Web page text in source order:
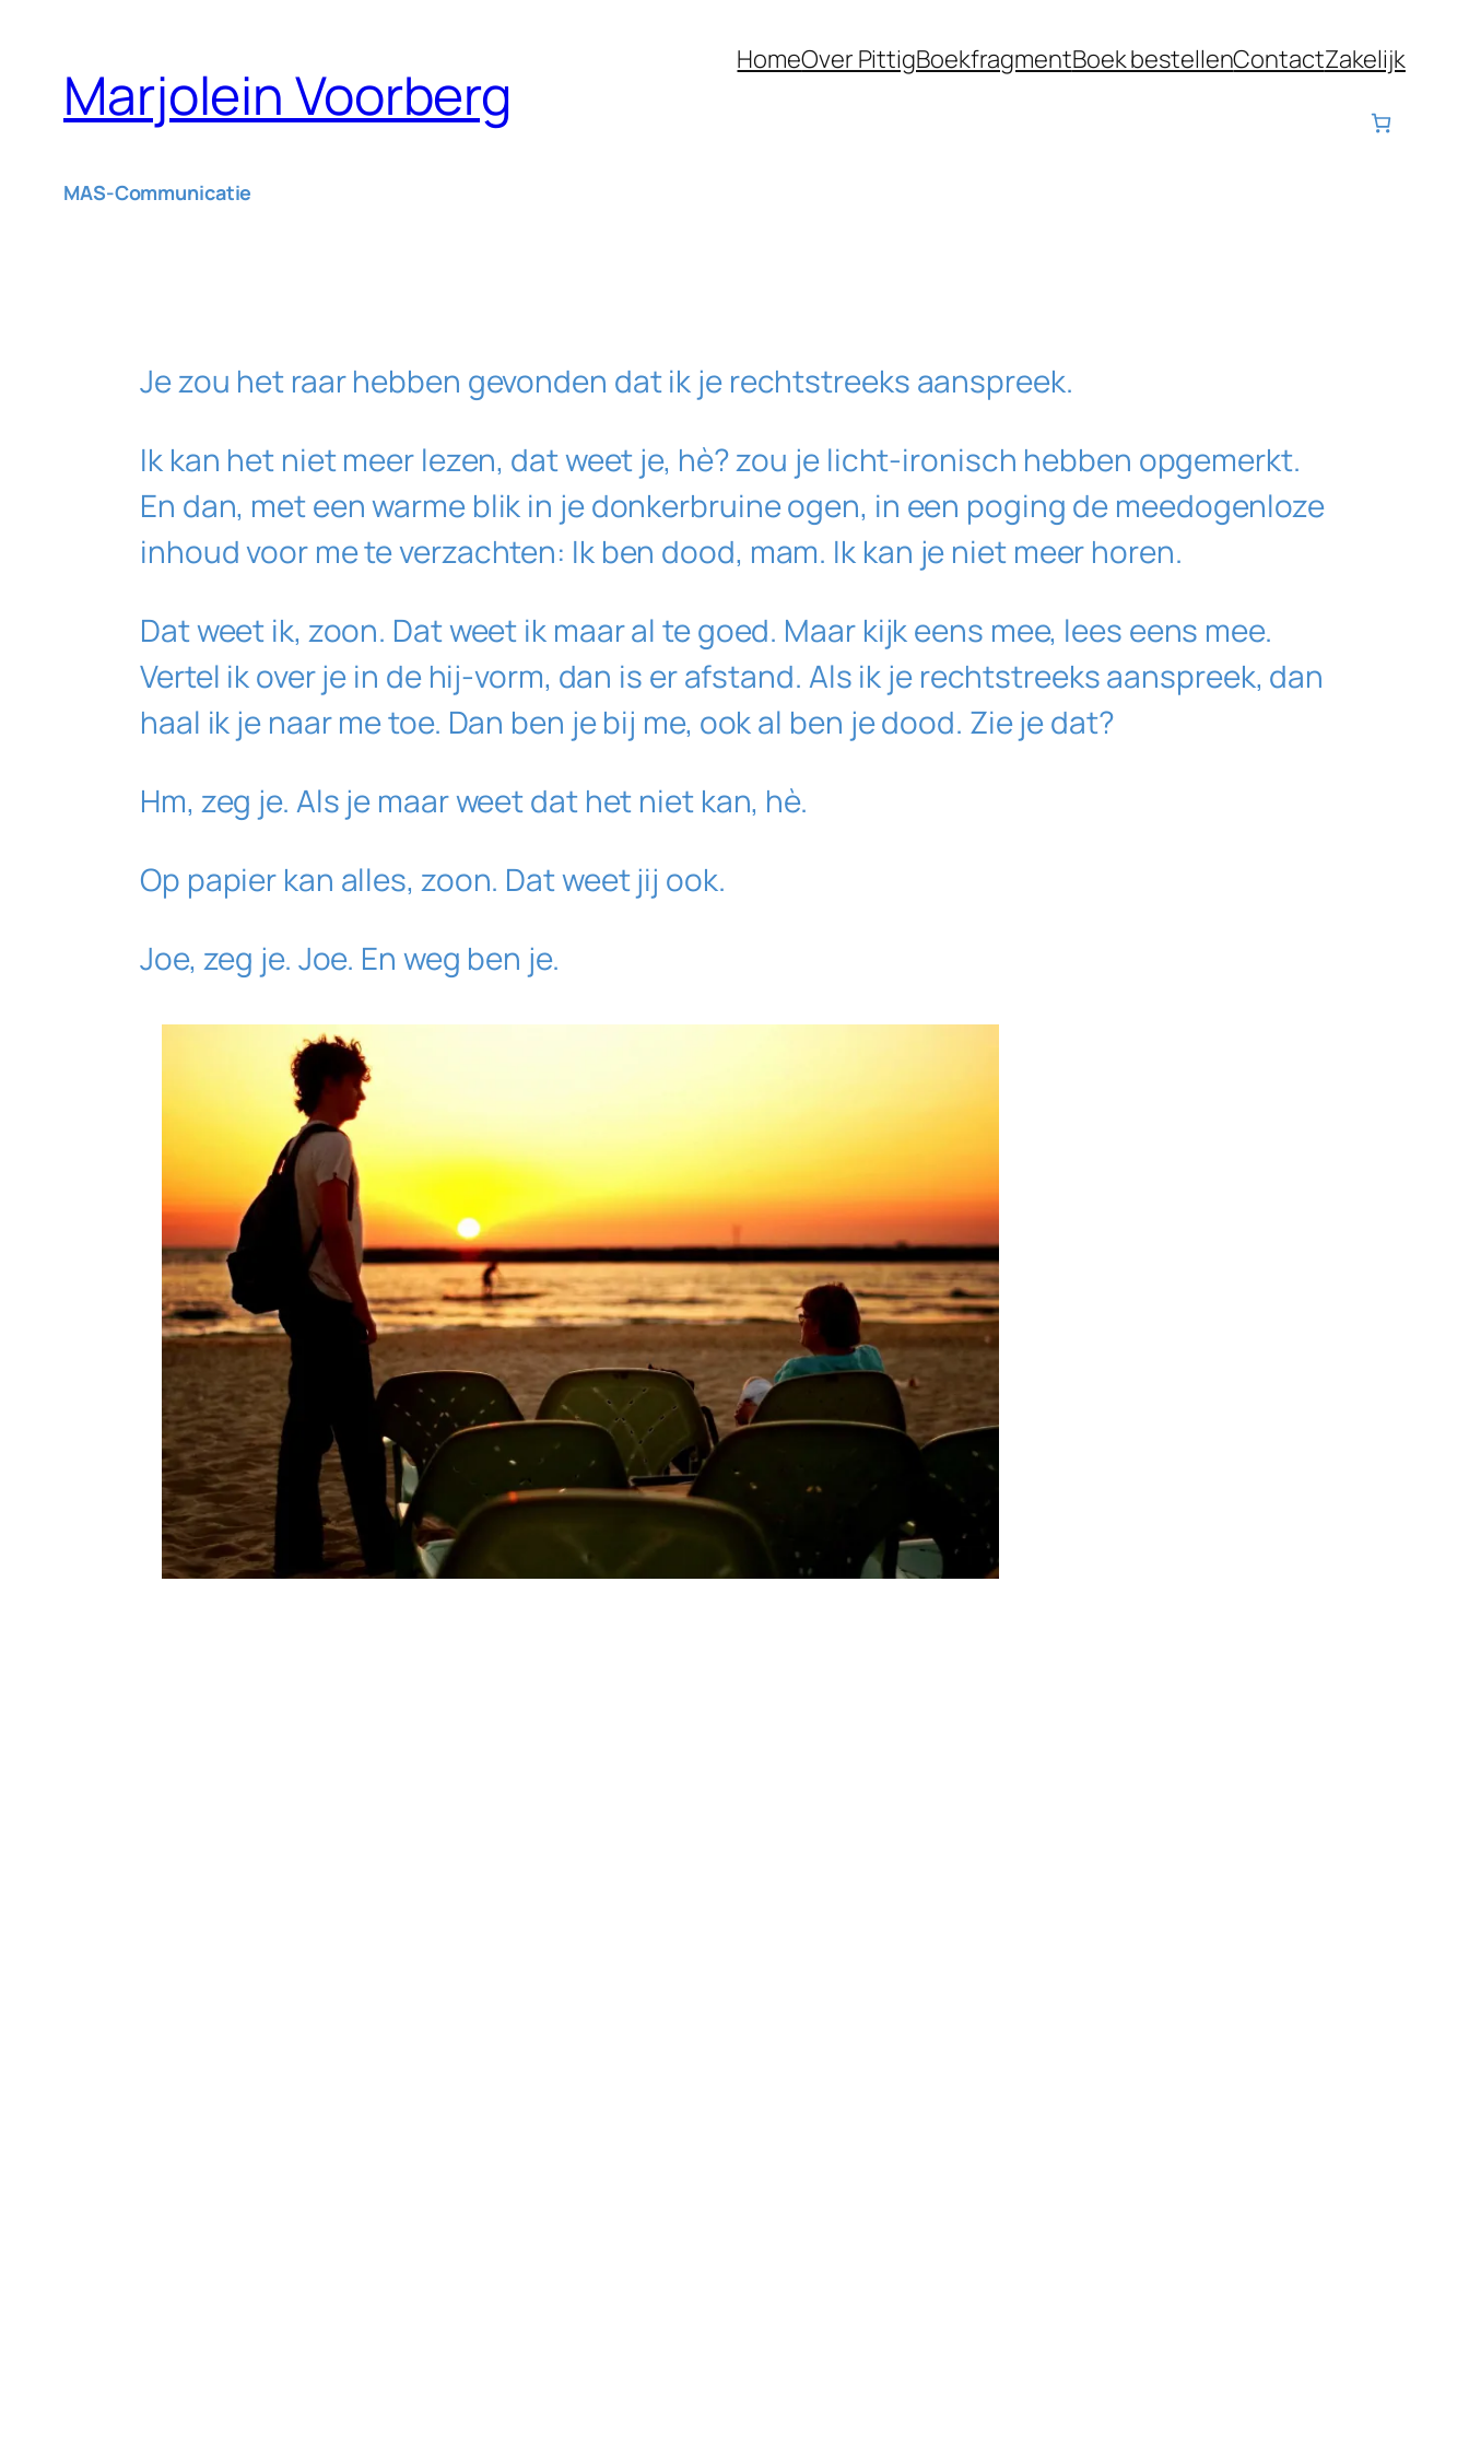
inhoudMarjolein Voorberg
HomeOver PittigBoekfragmentBoek bestellenContactZakelijk
MAS-Communicatie
Je zou het raar hebben gevonden dat ik je rechtstreeks aanspreek.
Ik kan het niet meer lezen, dat weet je, hè? zou je licht-ironisch hebben opgemerkt.
En dan, met een warme blik in je donkerbruine ogen, in een poging de meedogenloze
inhoud voor me te verzachten: Ik ben dood, mam. Ik kan je niet meer horen.
Dat weet ik, zoon. Dat weet ik maar al te goed. Maar kijk eens mee, lees eens mee.
Vertel ik over je in de hij-vorm, dan is er afstand. Als ik je rechtstreeks aanspreek, dan
haal ik je naar me toe. Dan ben je bij me, ook al ben je dood. Zie je dat?
Hm, zeg je. Als je maar weet dat het niet kan, hè.
Op papier kan alles, zoon. Dat weet jij ook.
Joe, zeg je. Joe. En weg ben je.